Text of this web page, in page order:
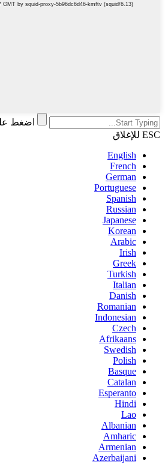
اضغط
ESC للإغلاق
English
French
German
Portuguese
Spanish
Russian
Japanese
Korean
Arabic
Irish
Greek
Turkish
Italian
Danish
Romanian
Indonesian
Czech
Afrikaans
Swedish
Polish
Basque
Catalan
Esperanto
Hindi
Lao
Albanian
Amharic
Armenian
Azerbaijani